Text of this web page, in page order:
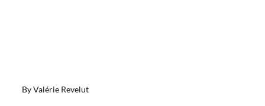
ByValérie Revelut